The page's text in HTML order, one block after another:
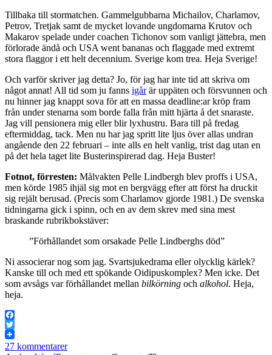
Tillbaka till stormatchen. Gammelgubbarna Michailov, Charlamov,
Petrov, Tretjak samt de mycket lovande ungdomarna Krutov och
Makarov spelade under coachen Tichonov som vanligt jättebra, men
förlorade ändå och USA went bananas och flaggade med extremt
stora flaggor i ett helt decennium. Sverige kom trea. Heja Sverige!
Och varför skriver jag detta? Jo, för jag har inte tid att skriva om
något annat! All tid som ju fanns igårär uppäten och försvunnen och
nu hinner jag knappt sova för att en massa deadline:ar kröp fram
från under stenarna som borde falla från mitt hjärta å det snaraste.
Jag vill pensionera mig eller blir lyxhustru. Bara till på fredag
eftermiddag, tack. Men nu har jag spritt lite ljus över allas undran
angående den 22 februari – inte alls en helt vanlig, trist dag utan en
på det hela taget lite Busterinspirerad dag. Heja Buster!
Fotnot, förresten: Målvakten Pelle Lindbergh blev proffs i USA,
men körde 1985 ihjäl sig mot en bergvägg efter att först ha druckit
sig rejält berusad. (Precis som Charlamov gjorde 1981.) De svenska
tidningarna gick i spinn, och en av dem skrev med sina mest
braskande rubrikbokstäver:
”Förhållandet som orsakade Pelle Lindberghs död”
Ni associerar nog som jag. Svartsjukedrama eller olycklig kärlek?
Kanske till och med ett spökande Oidipuskomplex? Men icke. Det
som avsågs var förhållandet mellan bilkörning och alkohol. Heja,
heja.
Facebook
Twitter
27 kommentarer